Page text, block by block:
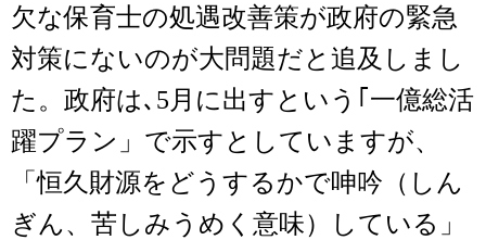
欠な保育士の処遇改善策が政府の緊急
対策にないのが大問題だと追及しまし
た。政府は､5月に出すという｢一億総活
躍プラン」で示すとしていますが、
「恒久財源をどうするかで呻吟（しん
ぎん、苦しみうめく意味）している」